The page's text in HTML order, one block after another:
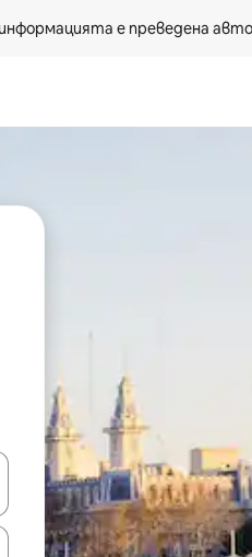
е преведена
със стрелки нагоре